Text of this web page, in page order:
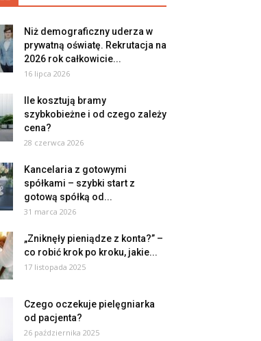
Niż demograficzny uderza w
prywatną oświatę. Rekrutacja na
2026 rok całkowicie...
16 lipca 2026
Ile kosztują bramy
szybkobieżne i od czego zależy
cena?
28 czerwca 2026
Kancelaria z gotowymi
spółkami – szybki start z
gotową spółką od...
31 marca 2026
„Zniknęły pieniądze z konta?” –
co robić krok po kroku, jakie...
17 listopada 2025
Czego oczekuje pielęgniarka
od pacjenta?
26 października 2025